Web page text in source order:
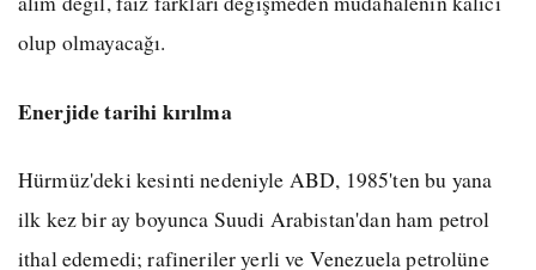
olup olmayacağı.
Enerjide tarihi kırılma
Hürmüz'deki kesinti nedeniyle ABD, 1985'ten bu yana
ilk kez bir ay boyunca Suudi Arabistan'dan ham petrol
ithal edemedi; rafineriler yerli ve Venezuela petrolüne